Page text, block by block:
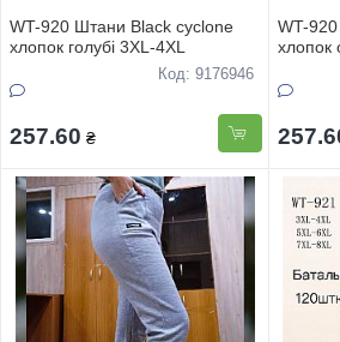
WT-920 Штани Black cyclone
хлопок голубі 3XL-4XL
Код: 9176946
257.60 ₴
WT-
хлопок